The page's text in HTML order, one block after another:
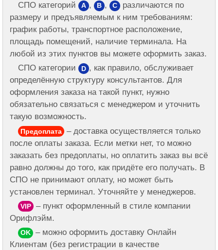
СПО категорий A , B , C
различаются по
размеру и предъявляемым к ним требованиям:
график работы, транспортное расположение,
площадь помещений, наличие терминала. На
любой из этих пунктов вы можете оформить заказ.
СПО категории D , как правило, обслуживает
определённую структуру консультантов. Для
оформления заказа на такой пункт, нужно
обязательно связаться с менеджером и уточнить
такую возможность.
Предоплата
– доставка осуществляется только
после оплаты заказа. Если метки нет, то можно
заказать без предоплаты, но оплатить заказ вы всё
равно должны до того, как придёте его получать. В
СПО не принимают оплату, но может быть
установлен терминал. Уточняйте у менеджеров.
VIP
– пункт оформленный в стиле компании
Орифлэйм.
OK
– можно оформить доставку Онлайн
Клиентам (без регистрации в качестве